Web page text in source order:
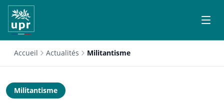
Accueil Actualités Militantisme
Militantisme